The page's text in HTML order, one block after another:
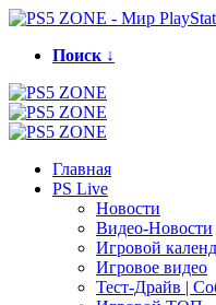
Поиск ↓
Главная
PS Live
Новости
Видео-Новости
Игровой
Игровое видео
Тест-Драйв |